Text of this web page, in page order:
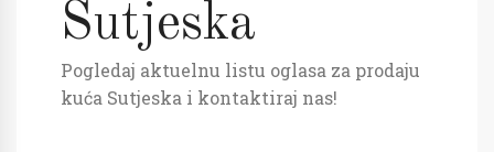
Sutjeska
Pogledaj aktuelnu listu oglasa za prodaju
kuća Sutjeska i kontaktiraj nas!